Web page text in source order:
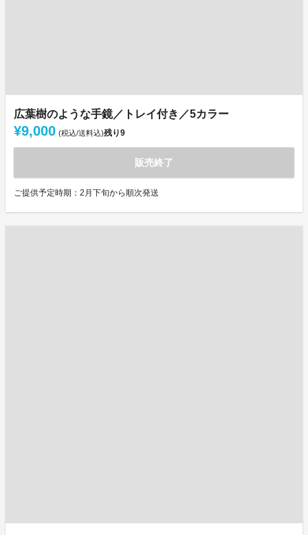
広葉樹のような手鏡／トレイ付き／5カラー
¥9,000 (税込/送料込)残り9
販売終了
ご提供予定時期：2月下旬から順次発送